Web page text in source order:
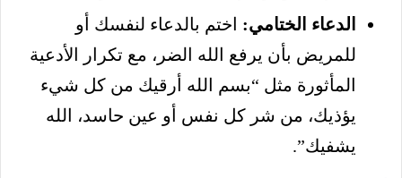
الدعاء الختامي: اختم بالدعاء لنفسك أو
للمريض بأن يرفع الله الضر، مع تكرار الأدعية
المأثورة مثل “بسم الله أرقيك من كل شيء
يؤذيك، من شر كل نفس أو عين حاسد، الله
يشفيك”.